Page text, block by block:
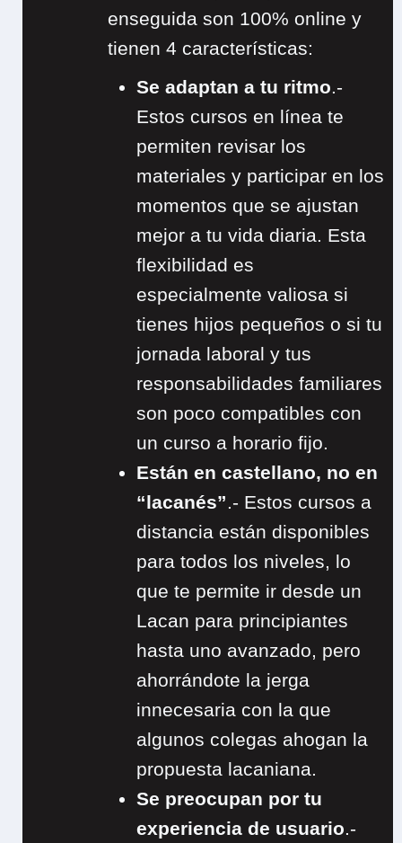
enseguida son 100% online y
tienen 4 características:
Se adaptan a tu ritmo.-
Estos cursos en línea te
permiten revisar los
materiales y participar en los
momentos que se ajustan
mejor a tu vida diaria. Esta
flexibilidad es
especialmente valiosa si
tienes hijos pequeños o si tu
jornada laboral y tus
responsabilidades familiares
son poco compatibles con
un curso a horario fijo.
Están en castellano, no en
“lacanés”.- Estos cursos a
distancia están disponibles
para todos los niveles, lo
que te permite ir desde un
Lacan para principiantes
hasta uno avanzado, pero
ahorrándote la jerga
innecesaria con la que
algunos colegas ahogan la
propuesta lacaniana.
Se preocupan por tu
experiencia de usuario.-